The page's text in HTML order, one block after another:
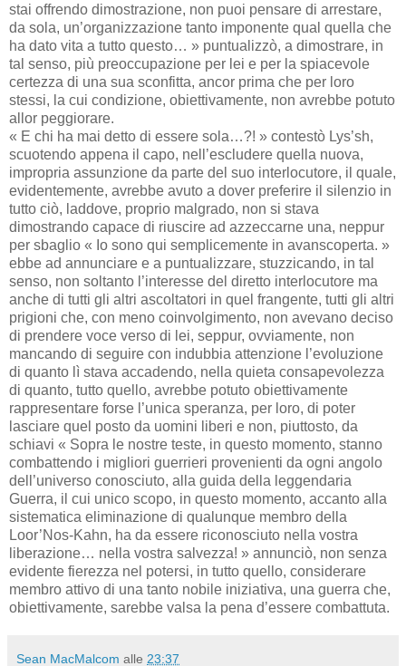
stai offrendo dimostrazione, non puoi pensare di arrestare,
da sola, un’organizzazione tanto imponente qual quella che
ha dato vita a tutto questo… » puntualizzò, a dimostrare, in
tal senso, più preoccupazione per lei e per la spiacevole
certezza di una sua sconfitta, ancor prima che per loro
stessi, la cui condizione, obiettivamente, non avrebbe potuto
allor peggiorare.
« E chi ha mai detto di essere sola…?! » contestò Lys’sh,
scuotendo appena il capo, nell’escludere quella nuova,
impropria assunzione da parte del suo interlocutore, il quale,
evidentemente, avrebbe avuto a dover preferire il silenzio in
tutto ciò, laddove, proprio malgrado, non si stava
dimostrando capace di riuscire ad azzeccarne una, neppur
per sbaglio « Io sono qui semplicemente in avanscoperta. »
ebbe ad annunciare e a puntualizzare, stuzzicando, in tal
senso, non soltanto l’interesse del diretto interlocutore ma
anche di tutti gli altri ascoltatori in quel frangente, tutti gli altri
prigioni che, con meno coinvolgimento, non avevano deciso
di prendere voce verso di lei, seppur, ovviamente, non
mancando di seguire con indubbia attenzione l’evoluzione
di quanto lì stava accadendo, nella quieta consapevolezza
di quanto, tutto quello, avrebbe potuto obiettivamente
rappresentare forse l’unica speranza, per loro, di poter
lasciare quel posto da uomini liberi e non, piuttosto, da
schiavi « Sopra le nostre teste, in questo momento, stanno
combattendo i migliori guerrieri provenienti da ogni angolo
dell’universo conosciuto, alla guida della leggendaria
Guerra, il cui unico scopo, in questo momento, accanto alla
sistematica eliminazione di qualunque membro della
Loor’Nos-Kahn, ha da essere riconosciuto nella vostra
liberazione… nella vostra salvezza! » annunciò, non senza
evidente fierezza nel potersi, in tutto quello, considerare
membro attivo di una tanto nobile iniziativa, una guerra che,
obiettivamente, sarebbe valsa la pena d’essere combattuta.
Sean MacMalcom alle 23:37